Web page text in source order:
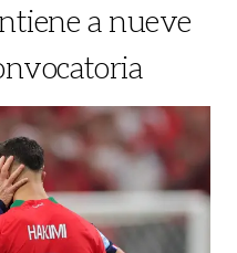
a nueve